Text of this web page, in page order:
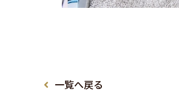
一覧へ戻る